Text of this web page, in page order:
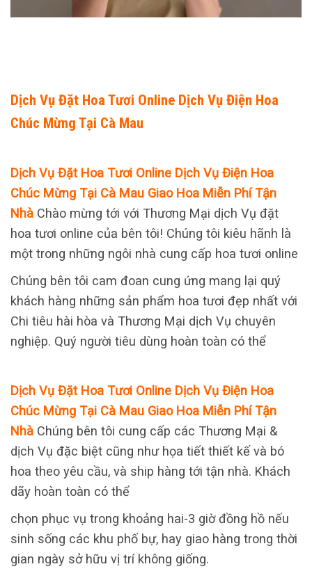
Dịch Vụ Đặt Hoa Tươi Online Dịch Vụ Điện Hoa
Chúc Mừng Tại Cà Mau
Dịch Vụ Đặt Hoa Tươi Online Dịch Vụ Điện Hoa
Chúc Mừng Tại Cà Mau Giao Hoa Miễn Phí Tận
Nhà Chào mừng tới với Thương Mại dịch Vụ đặt
hoa tươi online của bên tôi! Chúng tôi kiêu hãnh là
một trong những ngôi nhà cung cấp hoa tươi online
Chúng bên tôi cam đoan cung ứng mang lại quý
khách hàng những sản phẩm hoa tươi đẹp nhất với
Chi tiêu hài hòa và Thương Mại dịch Vụ chuyên
nghiệp. Quý người tiêu dùng hoàn toàn có thể
Dịch Vụ Đặt Hoa Tươi Online Dịch Vụ Điện Hoa
Chúc Mừng Tại Cà Mau Giao Hoa Miễn Phí Tận
Nhà Chúng bên tôi cung cấp các Thương Mại &
dịch Vụ đặc biệt cũng như họa tiết thiết kế và bó
hoa theo yêu cầu, và ship hàng tới tận nhà. Khách
dãy hoàn toàn có thể
chọn phục vụ trong khoảng hai-3 giờ đồng hồ nếu
sinh sống các khu phố bự, hay giao hàng trong thời
gian ngày sở hữu vị trí không giống.